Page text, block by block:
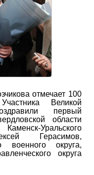
отмечает 100
Великой
первый
области
Уральского
Герасимов,
военного округа,
округа